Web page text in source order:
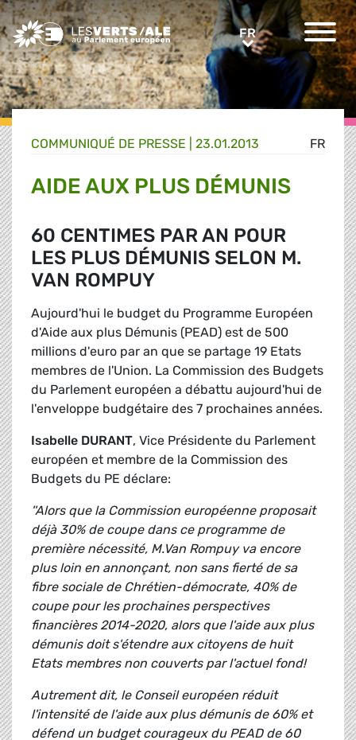
Greens/EFA Home FRFR
FR
COMMUNIQUÉ DE PRESSE 23.01.2013
AIDE AUX PLUS DÉMUNIS
60 CENTIMES PAR AN POUR
LES PLUS DÉMUNIS SELON M.
VAN ROMPUY
Aujourd'hui le budget du Programme Européen
d'Aide aux plus Démunis (PEAD) est de 500
millions d'euro par an que se partage 19 Etats
membres de l'Union. La Commission des Budgets
du Parlement européen a débattu aujourd'hui de
l'enveloppe budgétaire des 7 prochaines années.
Isabelle DURANT, Vice Présidente du Parlement
européen et membre de la Commission des
Budgets du PE déclare:
''Alors que la Commission européenne proposait
déjà 30% de coupe dans ce programme de
première nécessité, M.Van Rompuy va encore
plus loin en annonçant, non sans fierté de sa
fibre sociale de Chrétien-démocrate, 40% de
coupe pour les prochaines perspectives
financières 2014-2020, alors que l'aide aux plus
démunis doit s'étendre aux citoyens de huit
Etats membres non couverts par l'actuel fond!
Autrement dit, le Conseil européen réduit
l'intensité de l'aide aux plus démunis de 60% et
défend un budget courageux du PEAD de 60